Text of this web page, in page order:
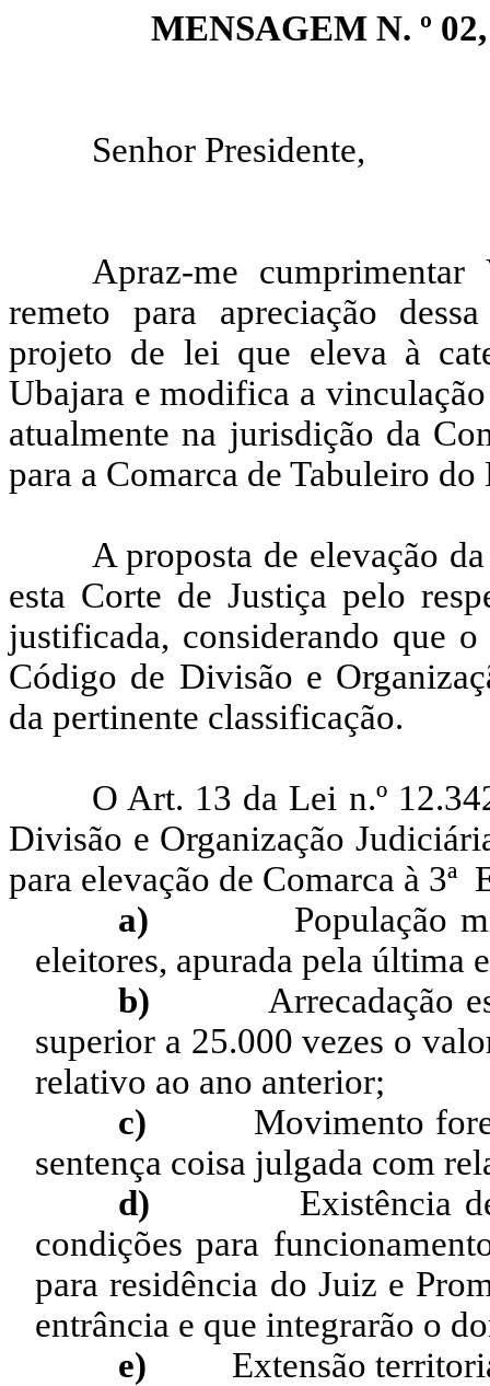
MENSAGEM N. º
Senhor Presidente,
Apraz-me
remeto para apreciação
projeto de lei que eleva à
Ubajara e modifica a
atualmente na jurisdição da
para a Comarca de Tabuleiro do
A proposta de elevação
esta Corte de Justiça pelo
justificada, considerando que
Código de Divisão e
da pertinente classificação.
O Art. 13 da Lei n.º
Divisão e Organização
para elevação de Comarca à 3ª
a)
População
eleitores, apurada pela última
b)
Arrecadação
superior a 25.000 vezes o
relativo ao ano anterior;
c)
Movimento
sentença coisa julgada com
d)
Existência
condições para
para residência do Juiz e
entrância e que integrarão o
e)
Extensão